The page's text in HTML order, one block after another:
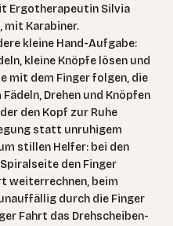
Ergotherapeutin Silvia
mit Karabiner.
kleine Hand-Aufgabe:
kleine Knöpfe lösen und
mit dem Finger folgen, die
Drehen und Knöpfen
den Kopf zur Ruhe
statt unruhigem
stillen Helfer: bei den
den Finger
weiterrechnen, beim
durch die Finger
Fahrt das Drehscheiben-